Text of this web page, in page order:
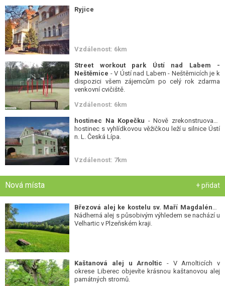
Ryjice
Vzdálenost: 6km
Street workout park Ústí nad Labem -
Neštěmice - V Ústí nad Labem - Neštěmicích je k
dispozici všem zájemcům po celý rok zdarma
venkovní cvičiště.
Vzdálenost: 6km
hostinec Na Kopečku - Nově zrekonstruovaný
hostinec s vyhlídkovou věžičkou leží u silnice Ústí
n. L. Česká Lípa.
Vzdálenost: 7km
Nová místa + přidat
Březová alej ke kostelu sv. Maří Magdalény-
Nádherná alej s působivým výhledem se nachází u
Velhartic v Plzeňském kraji.
Kaštanová alej u Arnoltic - V Arnolticích v
okrese Liberec objevíte krásnou kaštanovou alej
památných stromů.